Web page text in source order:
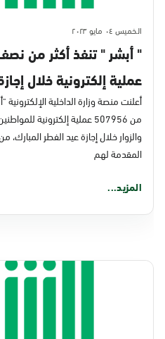
الخميس ٠٤ مايو ٢٠٢٣
" أبشر " تنفذ أكثر من
عملية إلكترونية خلال
أعلنت منصة وزارة الداخلية الإلكترونية
من 507956 عملية إلكترونية
والزوار خلال إجازة عيد الفطر
المقدمة لهم
المزيد...